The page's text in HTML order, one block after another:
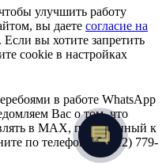
улучшить работу
вы даете согласие на
. Если вы хотите запретить
cookie в настройках
в работе WhatsApp
Вас о том, что
в MAX, привязанный к
по телефону 8 (812) 779-